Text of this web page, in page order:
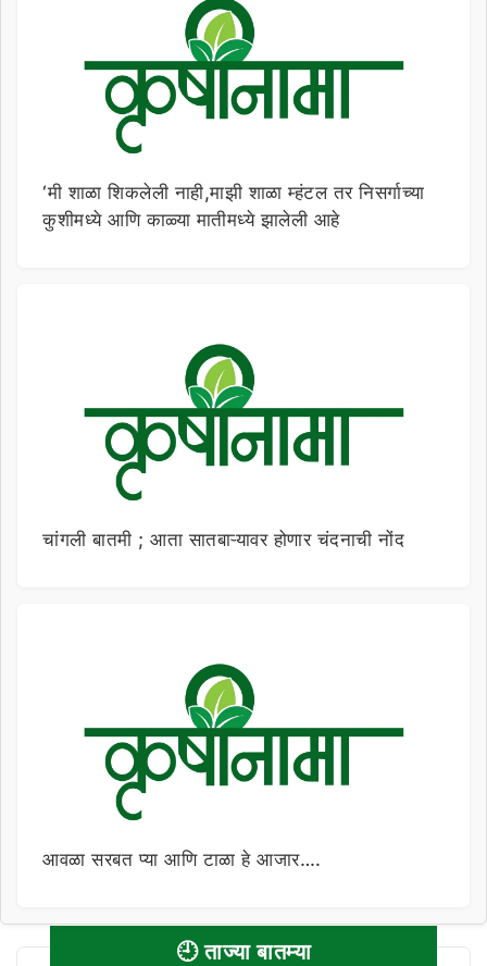
‘मी शाळा शिकलेली नाही,माझी शाळा म्हंटल तर निसर्गाच्या
कुशीमध्ये आणि काळ्या मातीमध्ये झालेली आहे
चांगली बातमी ; आता सातबाऱ्यावर होणार चंदनाची नोंद
आवळा सरबत प्या आणि टाळा हे आजार….
🕘 ताज्या बातम्या